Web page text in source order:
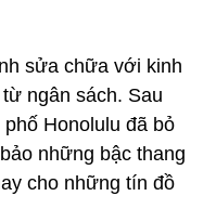
sửa chữa với kinh
ngân sách. Sau
Honolulu đã bỏ
những bậc thang
cho những tín đồ